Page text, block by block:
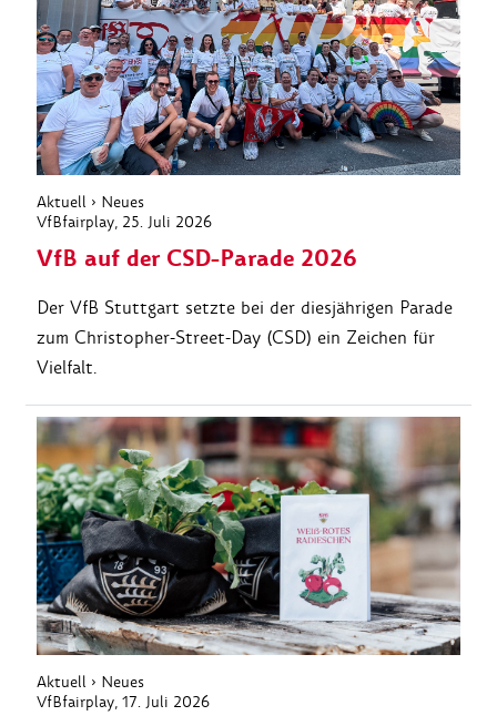
Aktuell › Neues
VfBfairplay, 25. Juli 2026
VfB auf der CSD-Parade 2026
Der VfB Stuttgart setzte bei der diesjährigen Parade
zum Christopher-Street-Day (CSD) ein Zeichen für
Vielfalt.
Aktuell › Neues
VfBfairplay, 17. Juli 2026